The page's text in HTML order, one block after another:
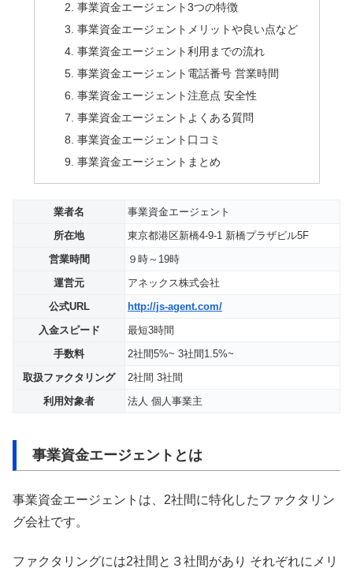
事業資金エージェント3つの特徴
事業資金エージェントメリットや良い点など
事業資金エージェント利用までの流れ
事業資金エージェント電話番号 営業時間
事業資金エージェント注意点 安全性
事業資金エージェントよくある質問
事業資金エージェント口コミ
事業資金エージェントまとめ
業者名
事業資金エージェント
所在地
東京都港区新橋4-9-1 新橋プラザビル5F
営業時間
９時～19時
運営元
アネックス株式会社
公式URL
http://js-agent.com/
入金スピード
最短3時間
手数料
2社間5%~ 3社間1.5%~
取扱ファクタリング
2社間 3社間
利用対象者
法人 個人事業主
事業資金エージェントとは
事業資金エージェントは、2社間に特化したファクタリン
グ会社です。
ファクタリングには2社間と３社間があり それぞれにメリ